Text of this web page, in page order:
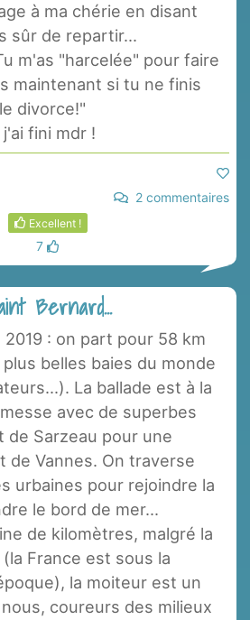
à ma chérie en disant
sûr de repartir...
m'as "harcelée" pour faire
maintenant si tu ne finis
divorce!"
fini mdr !
2 commentaires
Excellent !
7
Bernard...
2019 : on part pour 58 km
belles baies du monde
La ballade est à la
avec de superbes
de Sarzeau pour une
de Vannes. On traverse
urbaines pour rejoindre la
le bord de mer...
de kilomètres, malgré la
France est sous la
la moiteur est un
coureurs des milieux